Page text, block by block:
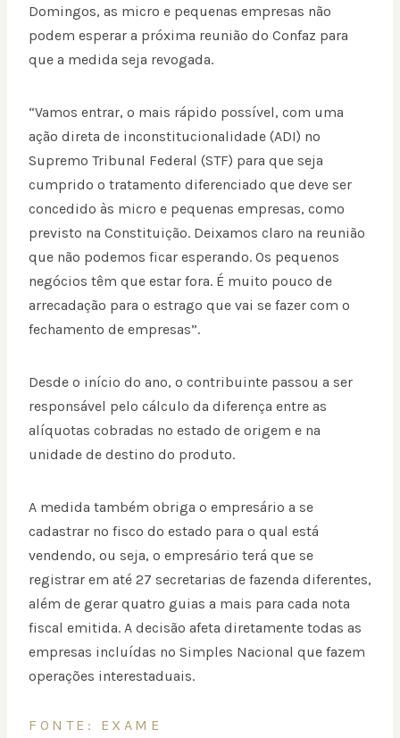
Domingos, as micro e pequenas empresas não
podem esperar a próxima reunião do Confaz para
que a medida seja revogada.
“Vamos entrar, o mais rápido possível, com uma
ação direta de inconstitucionalidade (ADI) no
Supremo Tribunal Federal (STF) para que seja
cumprido o tratamento diferenciado que deve ser
concedido às micro e pequenas empresas, como
previsto na Constituição. Deixamos claro na reunião
que não podemos ficar esperando. Os pequenos
negócios têm que estar fora. É muito pouco de
arrecadação para o estrago que vai se fazer com o
fechamento de empresas”.
Desde o início do ano, o contribuinte passou a ser
responsável pelo cálculo da diferença entre as
alíquotas cobradas no estado de origem e na
unidade de destino do produto.
A medida também obriga o empresário a se
cadastrar no fisco do estado para o qual está
vendendo, ou seja, o empresário terá que se
registrar em até 27 secretarias de fazenda diferentes,
além de gerar quatro guias a mais para cada nota
fiscal emitida. A decisão afeta diretamente todas as
empresas incluídas no Simples Nacional que fazem
operações interestaduais.
FONTE: EXAME